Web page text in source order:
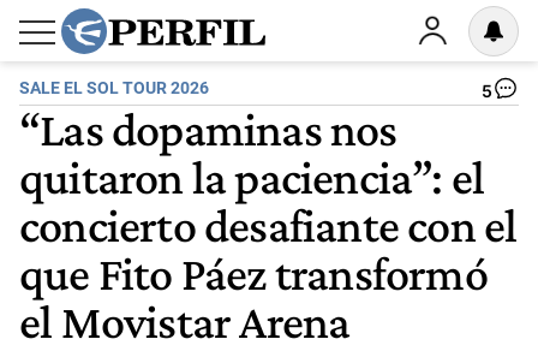
SALE EL SOL TOUR 2026 5
“Las dopaminas nos
quitaron la paciencia”: el
concierto desafiante con el
que Fito Páez transformó
el Movistar Arena